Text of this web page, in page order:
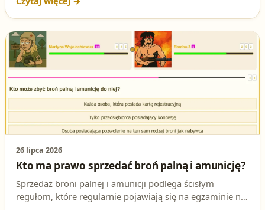
kandydatów na patent strzelecki. Czy wiesz, kiedy
urządzenie staje się bronią pneumatyczną w świetle
prawa? Przed Tobą kluczowy fragment egzaminacyjnej
układanki!
26 lipca 2026
Kto ma prawo sprzedać broń palną i amunicję?
Sprzedaż broni palnej i amunicji podlega ścisłym
regułom, które regularnie pojawiają się na egzaminie na